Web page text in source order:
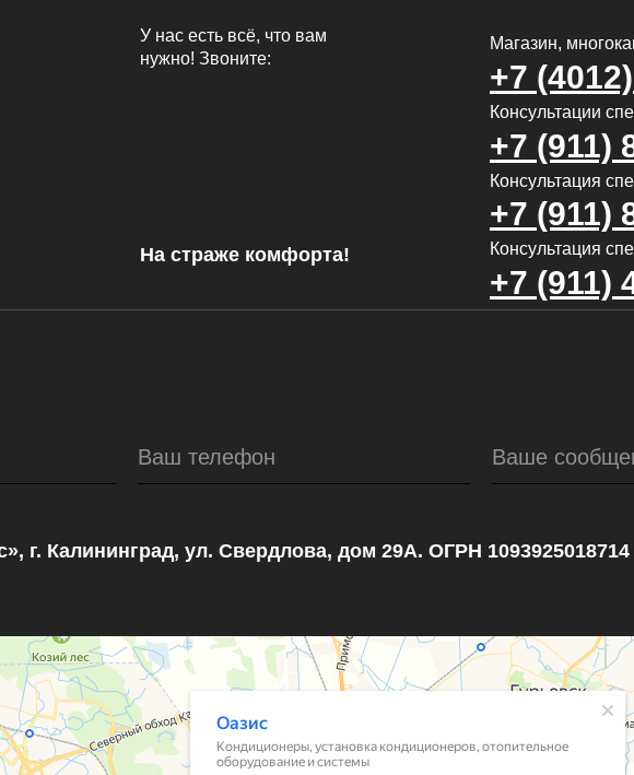
Ваш телефон Ваше
У нас есть всё, что вам
нужно! Звоните:
На страже комфорта!
Магазин,
Консультация
Консультация
Консультации
+7 (911)
+7 (911)
+7 (911)
+7
г. Калининград, ул. Свердлова, дом 29А. ОГРН